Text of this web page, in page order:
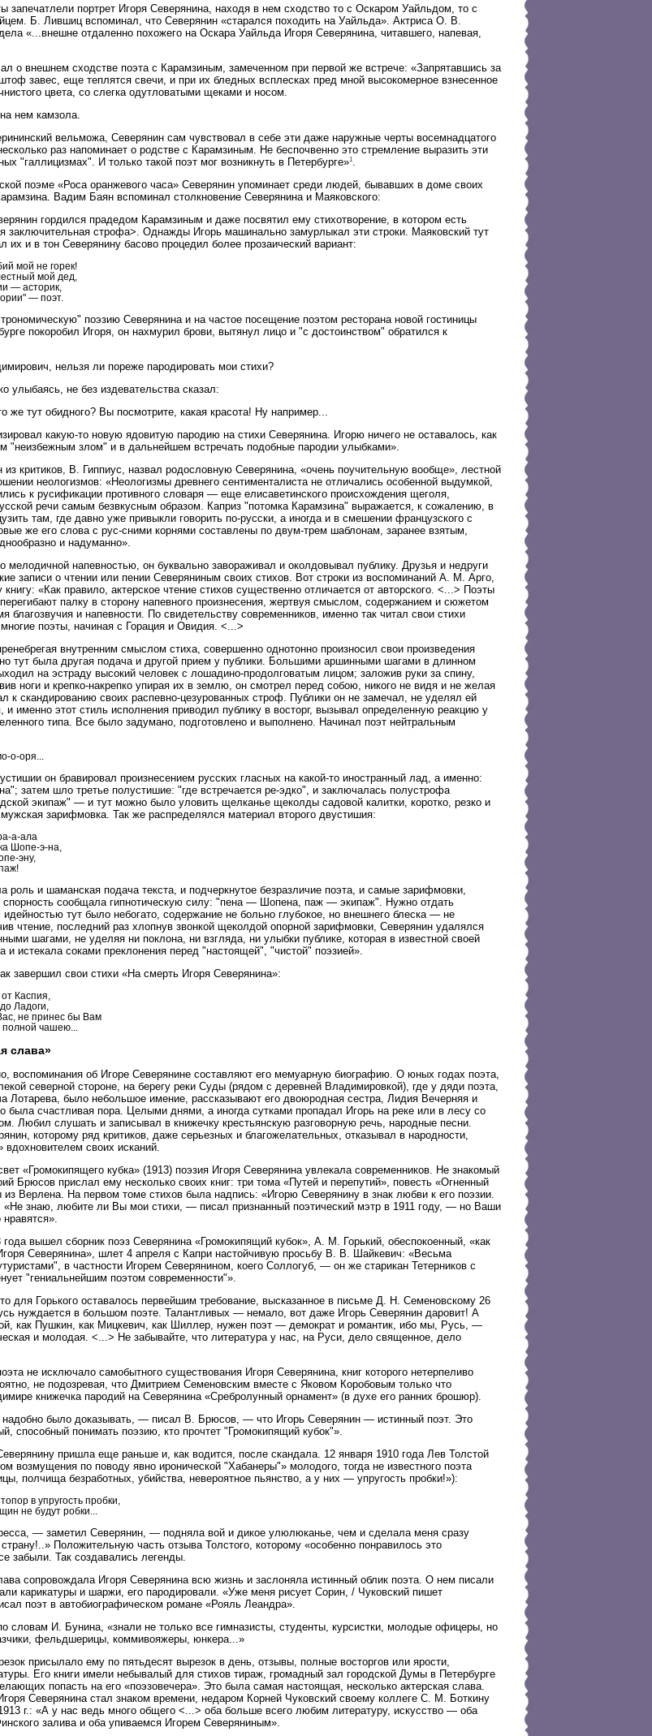
запечатлели портрет Игоря Северянина, находя в нем сходство то с Оскаром Уайльдом, то с
Б. Лившиц вспоминал, что Северянин «старался походить на Уайльда». Актриса О. В.
«...внешне отдаленно похожего на Оскара Уайльда Игоря Северянина, читавшего, напевая,
о внешнем сходстве поэта с Карамзиным, замеченном при первой же встрече: «Запрятавшись за
завес, еще теплятся свечи, и при их бледных всплесках пред мной высокомерное взнесенное
цвета, со слегка одутловатыми щеками и носом.
нем камзола.
вельможа, Северянин сам чувствовал в себе эти даже наружные черты восемнадцатого
раз напоминает о родстве с Карамзиным. Не беспочвенно это стремление выразить эти
"галлицизмах". И только такой поэт мог возникнуть в Петербурге»1 .
поэме «Роса оранжевого часа» Северянин упоминает среди людей, бывавших в доме своих
Вадим Баян вспоминал столкновение Северянина и Маяковского:
гордился прадедом Карамзиным и даже посвятил ему стихотворение, в котором есть
заключительная строфа>. Однажды Игорь машинально замурлыкал эти строки. Маяковский тут
их и в тон Северянину басово процедил более прозаический вариант:
мой не горек!
мой дед,
— асторик,
— поэт.
поэзию Северянина и на частое посещение поэтом ресторана новой гостиницы
покоробил Игоря, он нахмурил брови, вытянул лицо и "с достоинством" обратился к
нельзя ли пореже пародировать мои стихи?
улыбаясь, не без издевательства сказал:
же тут обидного? Вы посмотрите, какая красота! Ну например...
какую-то новую ядовитую пародию на стихи Северянина. Игорю ничего не оставалось, как
"неизбежным злом" и в дальнейшем встречать подобные пародии улыбками».
из критиков, В. Гиппиус, назвал родословную Северянина, «очень поучительную вообще», лестной
неологизмов: «Неологизмы древнего сентименталиста не отличались особенной выдумкой,
к русификации противного словаря — еще елисаветинского происхождения щеголя,
речи самым безвкусным образом. Каприз "потомка Карамзина" выражается, к сожалению, в
там, где давно уже привыкли говорить по-русски, а иногда и в смешении французского с
же его слова с рус-сними корнями составлены по двум-трем шаблонам, заранее взятым,
и надуманно».
мелодичной напевностью, он буквально завораживал и околдовывал публику. Друзья и недруги
записи о чтении или пении Северяниным своих стихов. Вот строки из воспоминаний А. М. Арго,
«Как правило, актерское чтение стихов существенно отличается от авторского. <...> Поэты
палку в сторону напевного произнесения, жертвуя смыслом, содержанием и сюжетом
благозвучия и напевности. По свидетельству современников, именно так читал свои стихи
поэты, начиная с Горация и Овидия. <...>
внутренним смыслом стиха, совершенно однотонно произносил свои произведения
тут была другая подача и другой прием у публики. Большими аршинными шагами в длинном
на эстраду высокий человек с лошадино-продолговатым лицом; заложив руки за спину,
ноги и крепко-накрепко упирая их в землю, он смотрел перед собою, никого не видя и не желая
к скандированию своих распевно-цезурованных строф. Публики он не замечал, не уделял ей
и именно этот стиль исполнения приводил публику в восторг, вызывал определенную реакцию у
типа. Все было задумано, подготовлено и выполнено. Начинал поэт нейтральным
о-оря...
он бравировал произнесением русских гласных на какой-то иностранный лад, а именно:
затем шло третье полустишие: "где встречается ре-эдко", и заключалась полустрофа
экипаж" — и тут можно было уловить щелканье щеколды садовой калитки, коротко, резко и
мужская зарифмовка. Так же распределялся материал второго двустишия:
а-ала
Шопе-э-на,
эну,
роль и шаманская подача текста, и подчеркнутое безразличие поэта, и самые зарифмовки,
спорность сообщала гипнотическую силу: "пена — Шопена, паж — экипаж". Нужно отдать
идейностью тут было небогато, содержание не больно глубокое, но внешнего блеска — не
чтение, последний раз хлопнув звонкой щеколдой опорной зарифмовки, Северянин удалялся
шагами, не уделяя ни поклона, ни взгляда, ни улыбки публике, которая в известной своей
и истекала соками преклонения перед "настоящей", "чистой" поэзией».
завершил свои стихи «На смерть Игоря Северянина»:
Каспия,
Ладоги,
не принес бы Вам
чашею...
слава»
воспоминания об Игоре Северянине составляют его мемуарную биографию. О юных годах поэта,
северной стороне, на берегу реки Суды (рядом с деревней Владимировкой), где у дяди поэта,
Лотарева, было небольшое имение, рассказывают его двоюродная сестра, Лидия Вечерняя и
была счастливая пора. Целыми днями, а иногда сутками пропадал Игорь на реке или в лесу со
Любил слушать и записывал в книжечку крестьянскую разговорную речь, народные песни.
которому ряд критиков, даже серьезных и благожелательных, отказывал в народности,
вдохновителем своих исканий.
«Громокипящего кубка» (1913) поэзия Игоря Северянина увлекала современников. Не знакомый
Брюсов прислал ему несколько своих книг: три тома «Путей и перепутий», повесть «Огненный
из Верлена. На первом томе стихов была надпись: «Игорю Северянину в знак любви к его поэзии.
знаю, любите ли Вы мои стихи, — писал признанный поэтический мэтр в 1911 году, — но Ваши
вышел сборник поэз Северянина «Громокипящий кубок», А. М. Горький, обеспокоенный, «как
Северянина», шлет 4 апреля с Капри настойчивую просьбу В. В. Шайкевич: «Весьма
в частности Игорем Северянином, коего Соллогуб, — он же старикан Тетерников с
"гениальнейшим поэтом современности"».
для Горького оставалось первейшим требование, высказанное в письме Д. Н. Семеновскому 26
нуждается в большом поэте. Талантливых — немало, вот даже Игорь Северянин даровит! А
как Пушкин, как Мицкевич, как Шиллер, нужен поэт — демократ и романтик, ибо мы, Русь, —
и молодая. <...> Не забывайте, что литература у нас, на Руси, дело священное, дело
не исключало самобытного существования Игоря Северянина, книг которого нетерпеливо
не подозревая, что Дмитрием Семеновским вместе с Яковом Коробовым только что
книжечка пародий на Северянина «Сребролунный орнамент» (в духе его ранних брошюр).
было доказывать, — писал В. Брюсов, — что Игорь Северянин — истинный поэт. Это
способный понимать поэзию, кто прочтет "Громокипящий кубок"».
пришла еще раньше и, как водится, после скандала. 12 января 1910 года Лев Толстой
возмущения по поводу явно иронической "Хабанеры"» молодого, тогда не известного поэта
полчища безработных, убийства, невероятное пьянство, а у них — упругость пробки!»):
в упругость пробки,
не будут робки...
— заметил Северянин, — подняла вой и дикое улюлюканье, чем и сделала меня сразу
Положительную часть отзыва Толстого, которому «особенно понравилось это
забыли. Так создавались легенды.
сопровождала Игоря Северянина всю жизнь и заслоняла истинный облик поэта. О нем писали
карикатуры и шаржи, его пародировали. «Уже меня рисует Сорин, / Чуковский пишет
поэт в автобиографическом романе «Рояль Леандра».
словам И. Бунина, «знали не только все гимназисты, студенты, курсистки, молодые офицеры, но
фельдшерицы, коммивояжеры, юнкера...»
присылало ему по пятьдесят вырезок в день, отзывы, полные восторгов или ярости,
Его книги имели небывалый для стихов тираж, громадный зал городской Думы в Петербурге
попасть на его «поэзовечера». Это была самая настоящая, несколько актерская слава.
Северянина стал знаком времени, недаром Корней Чуковский своему коллеге С. М. Боткину
г.: «А у нас ведь много общего <...> оба больше всего любим литературу, искусство — оба
залива и оба упиваемся Игорем Северяниным».